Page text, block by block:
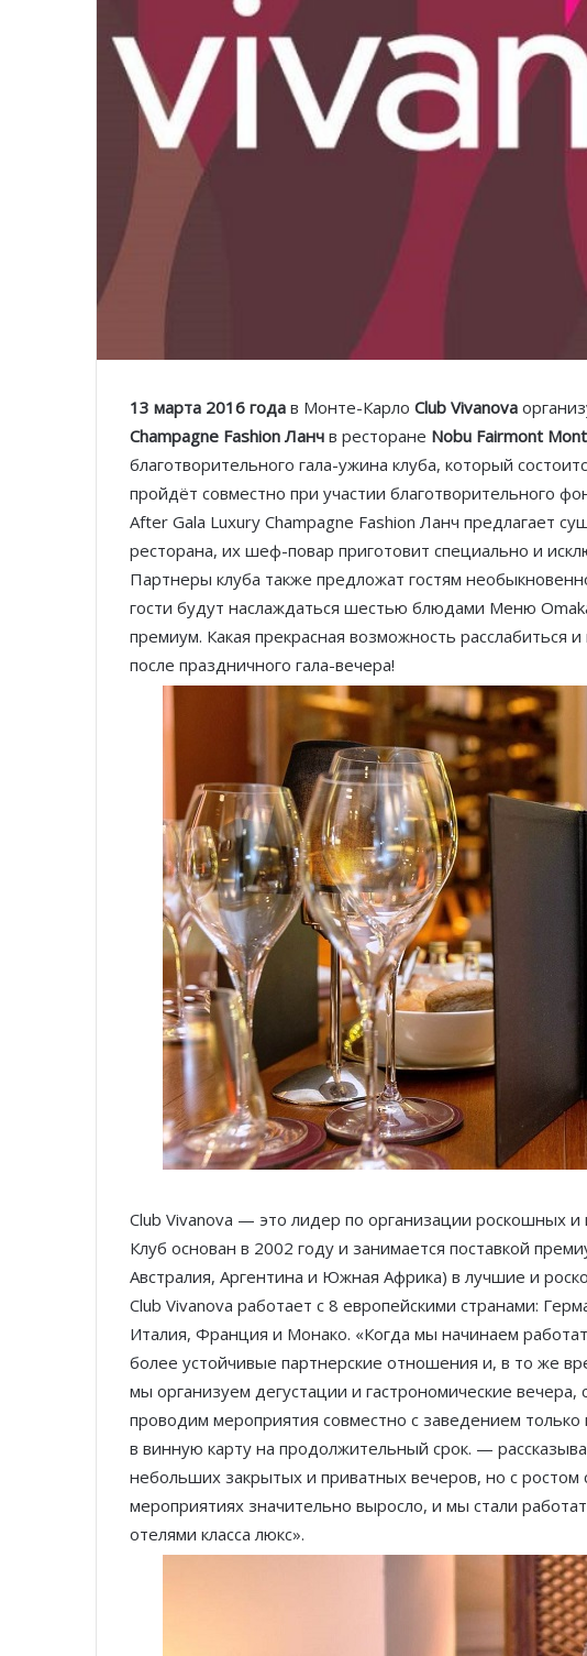
13 марта 2016 года в Монте-Карло Club Vivanova
Champagne Fashion Ланч в ресторане Nobu Fairmont
благотворительного гала-ужина клуба, который
пройдёт совместно при участии благотворительного
After Gala Luxury Champagne Fashion Ланч предлагает
ресторана, их шеф-повар приготовит специально и
Партнеры клуба также предложат гостям
гости будут наслаждаться шестью блюдами Меню
премиум. Какая прекрасная возможность расслабиться
после праздничного гала-вечера!
Club Vivanova — это лидер по организации роскошных и
Клуб основан в 2002 году и занимается поставкой
Австралия, Аргентина и Южная Африка) в лучшие и
Club Vivanova работает с 8 европейскими странами:
Италия, Франция и Монако. «Когда мы начинаем
более устойчивые партнерские отношения и, в то же
мы организуем дегустации и гастрономические
проводим мероприятия совместно с заведением
в винную карту на продолжительный срок. —
небольших закрытых и приватных вечеров, но с ростом
мероприятиях значительно выросло, и мы стали
отелями класса люкс».